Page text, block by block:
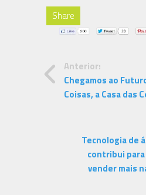
Share
Anterior:
Chegamos ao
Coisas, a Casa das
Tecnologia de
contribui
vender mais